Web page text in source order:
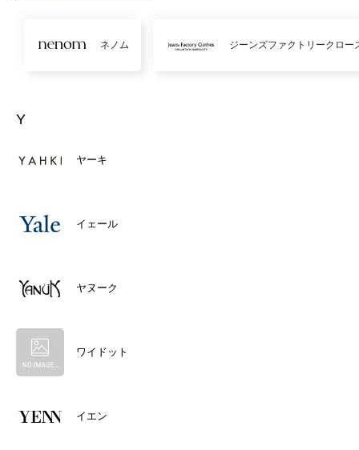
ネノム ジーンズファクトリークロー
Y
ヤーキ
イェール
ヤヌーク
ワイドット
イエン